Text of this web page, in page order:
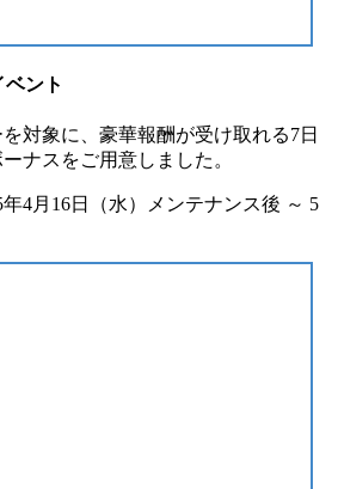
ント
対象に、豪華報酬が受け取れる7日
ナスをご用意しました。
年4月16日（水）メンテナンス後 ～ 5